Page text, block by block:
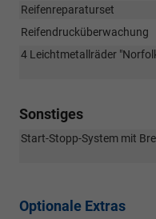
Reifenreparaturset
Reifendrucküberwachung
4 Leichtmetallräder
Sonstiges
Start-Stopp-System mit
Optionale Extras